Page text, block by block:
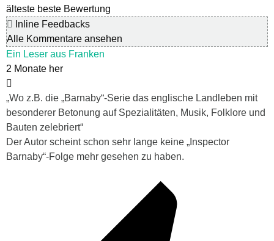
älteste beste Bewertung
Inline Feedbacks
Alle Kommentare ansehen
Ein Leser aus Franken
2 Monate her
„Wo z.B. die „Barnaby“-Serie das englische Landleben mit
besonderer Betonung auf Spezialitäten, Musik, Folklore und
Bauten zelebriert“
Der Autor scheint schon sehr lange keine „Inspector
Barnaby“-Folge mehr gesehen zu haben.